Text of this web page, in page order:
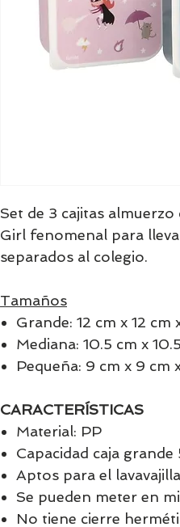
Set de 3 cajitas
Girl fenomenal para
separados al colegio.
Tamaños
Grande: 12 cm x 12 cm
Mediana: 10.5 cm x
Pequeña: 9 cm x 9 cm
CARACTERÍSTICAS
Material: PP
Capacidad caja
Aptos para el
Se pueden meter en
No tiene cierre